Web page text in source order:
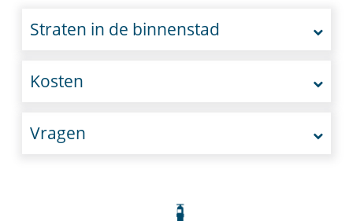
Straten in de binnenstad
Kosten
Vragen